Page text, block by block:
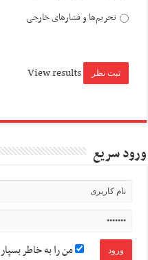
تحریم‌ها و فشارهای خارجی
View results
ورود سریع
من را به خاطر بسپار